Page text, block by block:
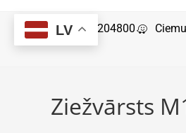
29204800
Ziežvārsts
LV